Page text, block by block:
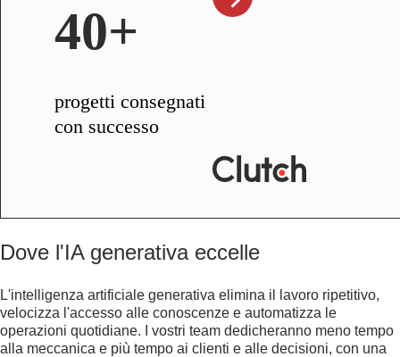
40+
progetti consegnati
con successo
Dove l'IA generativa eccelle
L'intelligenza artificiale generativa elimina il lavoro ripetitivo,
velocizza l'accesso alle conoscenze e automatizza le
operazioni quotidiane. I vostri team dedicheranno meno tempo
alla meccanica e più tempo ai clienti e alle decisioni, con una